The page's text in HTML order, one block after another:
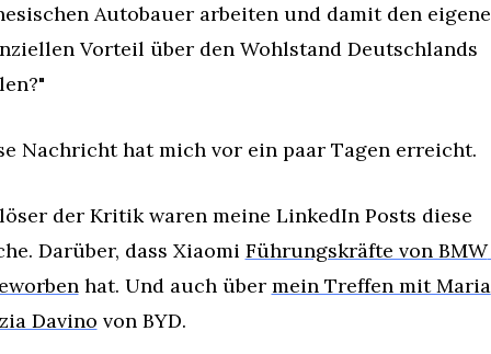
Autobauer arbeiten und damit den
Vorteil über den Wohlstand Deutschlands
Nachricht hat mich vor ein paar Tagen erreicht.
der Kritik waren meine LinkedIn Posts diese
Darüber, dass Xiaomi Führungskräfte von BMW
hat. Und auch über mein Treffen mit Maria
Davino von BYD.